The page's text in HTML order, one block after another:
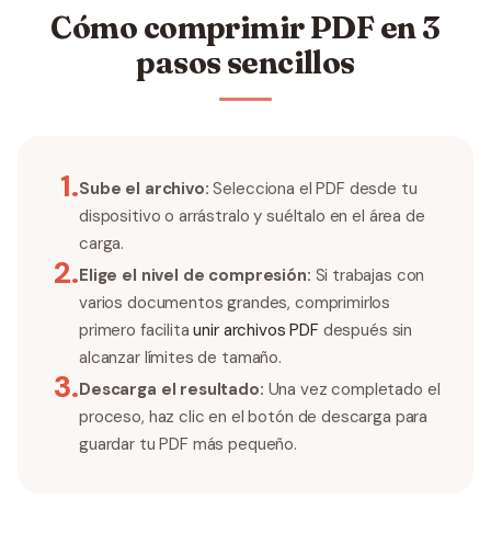
Cómo comprimir PDF en 3
pasos sencillos
1.Sube el archivo: Selecciona el PDF desde tu
dispositivo o arrástralo y suéltalo en el área de
carga.
2.Elige el nivel de compresión: Si trabajas con
varios documentos grandes, comprimirlos
primero facilitaunir archivos PDFdespués sin
alcanzar límites de tamaño.
3.Descarga el resultado: Una vez completado el
proceso, haz clic en el botón de descarga para
guardar tu PDF más pequeño.